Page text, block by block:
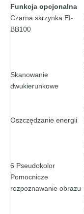
Funkcja opcjonalna
Czarna skrzynka EI-
BB100
Skanowanie
dwukierunkowe
Oszczędzanie energii
6 Pseudokolor
Pomocnicze
rozpoznawanie obrazu